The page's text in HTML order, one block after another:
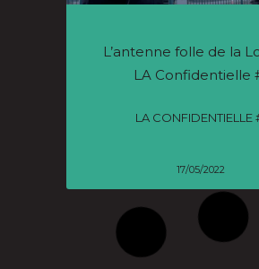
L’antenne folle de la
LA Confidentielle
LA CONFIDENTIELLE
17/05/2022